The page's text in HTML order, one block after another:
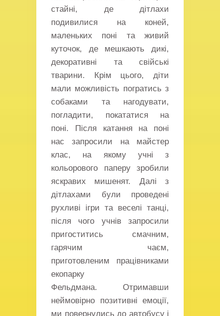
стайні, де дітлахи
подивилися на коней,
маленьких поні та живий
куточок, де мешкають дикі,
декоративні та свійські
тварини. Крім цього, діти
мали можливість погратись з
собаками та нагодувати,
погладити, покататися на
поні. Після катання на поні
нас запросили на майстер
клас, на якому учні з
кольорового паперу зробили
яскравих мишенят. Далі з
дітлахами були проведені
рухливі ігри та веселі танці,
після чого учнів запросили
пригоститись смачним,
гарячим чаєм,
приготовленим працівниками
екопарку
Фельдмана. Отримавши
неймовірно позитивні емоції,
ми повернулись до автобусу і